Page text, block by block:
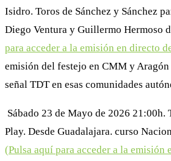
Isidro. Toros de Sánchez y Sánchez
Diego Ventura y Guillermo Hermoso
para acceder a la emisión en directo
emisión del festejo en CMM y
señal TDT en esas comunidades
Sábado 23 de Mayo de 2026 ️21:00h.
Play. Desde Guadalajara. curso
(Pulsa aquí para acceder a la emisión